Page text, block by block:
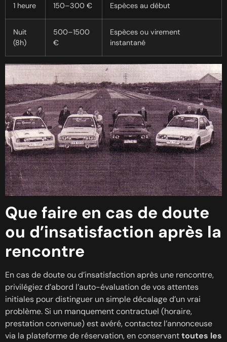
1 heure 150–300 € Espèces au début
Nuit
(8h)
500–1500
€
Espèces ou virement
instantané
Que faire en cas de doute
ou d’insatisfaction après la
rencontre
En cas de doute ou d’insatisfaction après une rencontre,
privilégiez d’abord l’auto-évaluation de vos attentes
initiales pour distinguer un simple décalage d’un vrai
problème. Si un manquement contractuel (horaire,
prestation convenue) est avéré, contactez l’annonceuse
via la plateforme de réservation, en conservanttoutes les